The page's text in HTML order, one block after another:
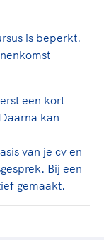
is beperkt.
een kort
kan
van je cv en
Bij een
gemaakt.